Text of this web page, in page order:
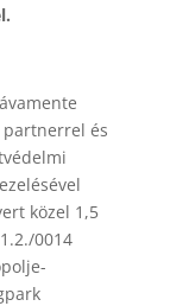
partnerrel és
közel 1,5
0014